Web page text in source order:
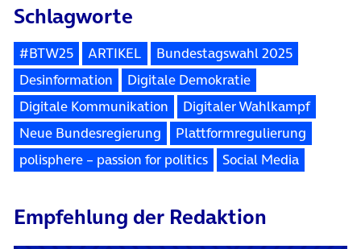
Schlagworte
#BTW25 ARTIKEL
Bundestagswahl 2025
Desinformation
Digitale Demokratie
Digitale Kommunikation
Digitaler Wahlkampf
Neue Bundesregierung
Plattformregulierung
polisphere – passion for politics
Social Media
Empfehlung der Redaktion